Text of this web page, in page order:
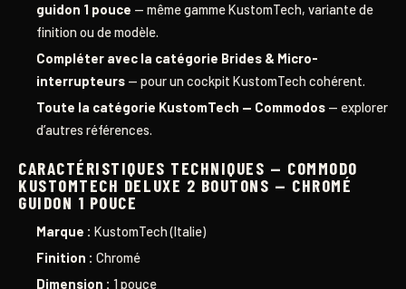
guidon 1 pouce — même gamme KustomTech, variante de
finition ou de modèle.
Compléter avec la catégorie Brides & Micro-
interrupteurs — pour un cockpit KustomTech cohérent.
Toute la catégorie KustomTech — Commodos — explorer
d’autres références.
CARACTÉRISTIQUES TECHNIQUES — COMMODO
KUSTOMTECH DELUXE 2 BOUTONS — CHROMÉ
GUIDON 1 POUCE
Marque : KustomTech (Italie)
Finition : Chromé
Dimension : 1 pouce